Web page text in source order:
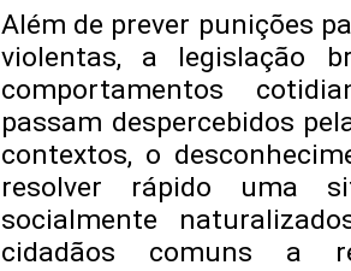
Além de prever punições
violentas, a legislação
comportamentos
passam despercebidos
contextos, o
resolver rápido uma
socialmente
cidadãos comuns a